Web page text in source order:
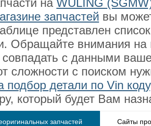
запчастей вы
представлен
Обращайте внимания
совпадать с данными
сложности с поиском
подбор детали по Vin коду
который будет Вам
запчастей Сайты